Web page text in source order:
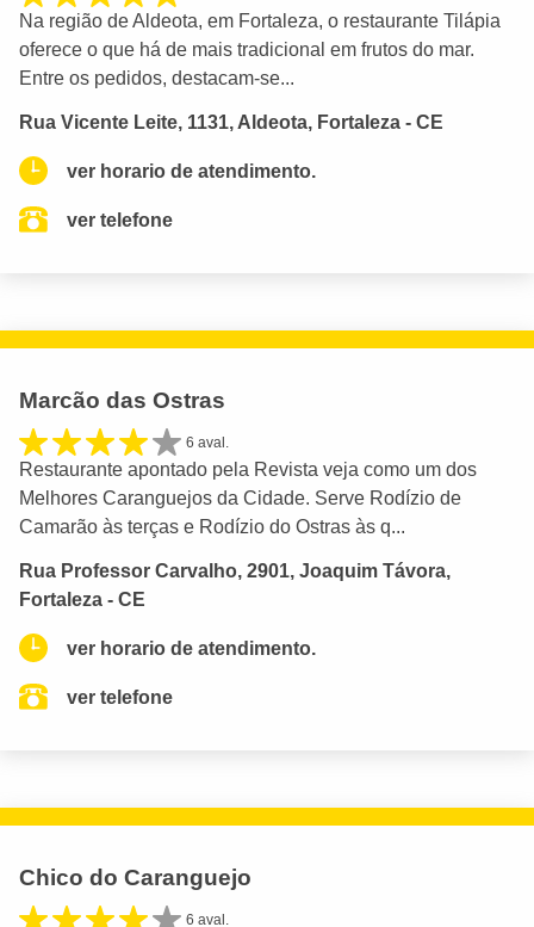
Na região de Aldeota, em Fortaleza, o restaurante Tilápia
oferece o que há de mais tradicional em frutos do mar.
Entre os pedidos, destacam-se...
Rua Vicente Leite, 1131, Aldeota, Fortaleza - CE
ver horario de atendimento.
ver telefone
Marcão das Ostras
6 aval.
Restaurante apontado pela Revista veja como um dos
Melhores Caranguejos da Cidade. Serve Rodízio de
Camarão às terças e Rodízio do Ostras às q...
Rua Professor Carvalho, 2901, Joaquim Távora,
Fortaleza - CE
ver horario de atendimento.
ver telefone
Chico do Caranguejo
6 aval.